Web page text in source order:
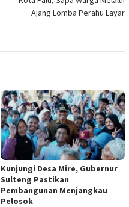
Ajang Lomba Perahu Layar
Kunjungi Desa Mire, Gubernur
Sulteng Pastikan
Pembangunan Menjangkau
Pelosok